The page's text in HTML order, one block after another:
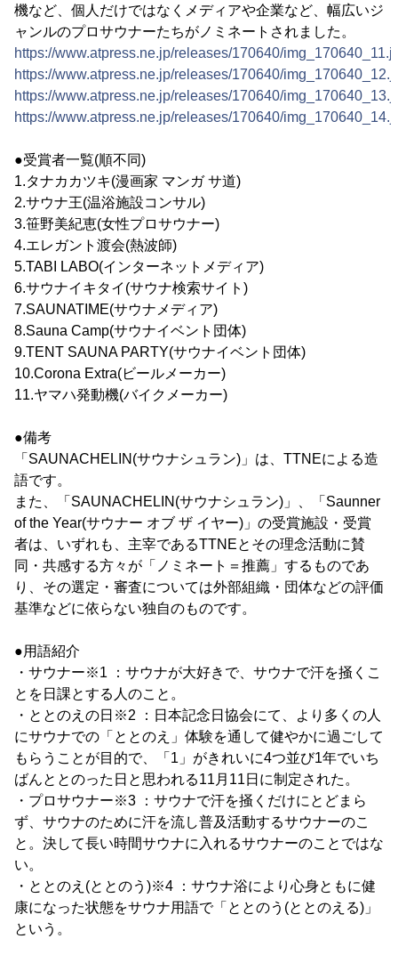
機など、個人だけではなくメディアや企業など、幅広いジ
ャンルのプロサウナーたちがノミネートされました。
https://www.atpress.ne.jp/releases/170640/
https://www.atpress.ne.jp/releases/170640/
https://www.atpress.ne.jp/releases/170640/
https://www.atpress.ne.jp/releases/170640/
●受賞者一覧(順不同)
1.タナカカツキ(漫画家 マンガ サ道)
2.サウナ王(温浴施設コンサル)
3.笹野美紀恵(女性プロサウナー)
4.エレガント渡会(熱波師)
5.TABI LABO(インターネットメディア)
6.サウナイキタイ(サウナ検索サイト)
7.SAUNATIME(サウナメディア)
8.Sauna Camp(サウナイベント団体)
9.TENT SAUNA PARTY(サウナイベント団体)
10.Corona Extra(ビールメーカー)
11.ヤマハ発動機(バイクメーカー)
●備考
「SAUNACHELIN(サウナシュラン)」は、TTNEによる造
語です。
また、「SAUNACHELIN(サウナシュラン)」、「Saunner
of the Year(サウナー オブ ザ イヤー)」の受賞施設・受賞
者は、いずれも、主宰であるTTNEとその理念活動に賛
同・共感する方々が「ノミネート＝推薦」するものであ
り、その選定・審査については外部組織・団体などの評価
基準などに依らない独自のものです。
●用語紹介
・サウナー※1 ：サウナが大好きで、サウナで汗を掻くこ
とを日課とする人のこと。
・ととのえの日※2 ：日本記念日協会にて、より多くの人
にサウナでの「ととのえ」体験を通して健やかに過ごして
もらうことが目的で、「1」がきれいに4つ並び1年でいち
ばんととのった日と思われる11月11日に制定された。
・プロサウナー※3 ：サウナで汗を掻くだけにとどまら
ず、サウナのために汗を流し普及活動するサウナーのこ
と。決して長い時間サウナに入れるサウナーのことではな
い。
・ととのえ(ととのう)※4 ：サウナ浴により心身ともに健
康になった状態をサウナ用語で「ととのう(ととのえる)」
という。